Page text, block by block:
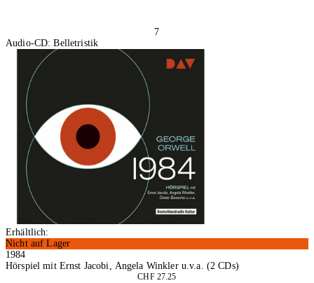
7
Audio-CD: Belletristik
Erhältlich:
Nicht auf Lager
1984
Hörspiel mit Ernst Jacobi, Angela Winkler u.v.a. (2 CDs)
CHF 27.25